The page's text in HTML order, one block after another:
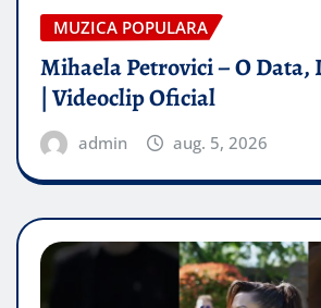
MUZICA POPULARA
Mihaela Petrovici – O Data,
| Videoclip Oficial
admin aug. 5, 2026